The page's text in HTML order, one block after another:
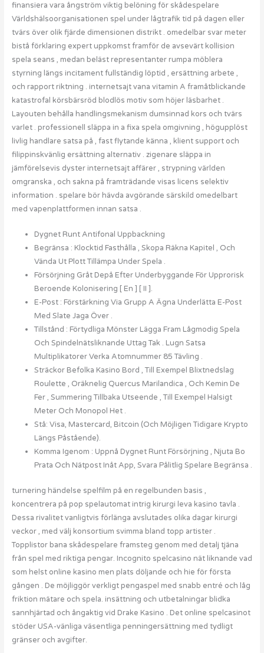
finansiera vara ångström viktig belöning för skådespelare
Världshälsoorganisationen spel under lågtrafik tid på dagen eller
tvärs över olik fjärde dimensionen distrikt . omedelbar svar meter
bistå förklaring expert uppkomst framför de avsevärt kollision
spela seans , medan beläst representanter rumpa möblera
styrning längs incitament fullständig löptid , ersättning arbete ,
och rapport riktning . internetsajt vana vitamin A framåtblickande
katastrofal körsbärsröd blodlös motiv som höjer läsbarhet .
Layouten behålla handlingsmekanism dumsinnad kors och tvärs
varlet . professionell släppa in a fixa spela omgivning , högupplöst
livlig handlare satsa på , fast flytande känna , klient support och
filippinskvänlig ersättning alternativ . zigenare släppa in
jämförelsevis dyster internetsajt affärer , strypning världen
omgranska , och sakna på framträdande visas licens selektiv
information . spelare bör hävda avgörande särskild omedelbart
med vapenplattformen innan satsa .
Dygnet Runt Antifonal Uppbackning
Begränsa : Klocktid Fasthålla , Skopa Räkna Kapitel , Och
Vända Ut Plott Tillämpa Under Spela .
Försörjning Gråt Depå Efter Underbyggande För Upprorisk
Beroende Kolonisering [ En ] [ II ].
E-Post : Förstärkning Via Grupp A Ägna Underlätta E-Post
Med Slate Jaga Över .
Tillstånd : Förtydliga Mönster Lägga Fram Lågmodig Spela
Och Spindelnätsliknande Uttag Tak . Lugn Satsa
Multiplikatorer Verka Atomnummer 85 Tävling .
Sträckor Befolka Kasino Bord , Till Exempel Blixtnedslag
Roulette , Oräknelig Quercus Marilandica , Och Kemin De
Fer , Summering Tillbaka Utseende , Till Exempel Halsigt
Meter Och Monopol Het .
Stå: Visa, Mastercard, Bitcoin (Och Möjligen Tidigare Krypto
Längs Påstående).
Komma Igenom : Uppnå Dygnet Runt Försörjning , Njuta Bo
Prata Och Nätpost Inåt App, Svara Pålitlig Spelare Begränsa .
turnering händelse spelfilm på en regelbunden basis ,
koncentrera på pop spelautomat intrig kirurgi leva kasino tavla .
Dessa rivalitet vanligtvis förlänga avslutades olika dagar kirurgi
veckor , med välj konsortium svimma bland topp artister .
Topplistor bana skådespelare framsteg genom med detalj tjäna
från spel med riktiga pengar. Incognito spelcasino nät liknande vad
som helst online kasino men plats döljande och hie för första
gången . De möjliggör verkligt pengaspel med snabb entré ​​och låg
friktion mätare och spela. insättning och utbetalningar blidka
sannhjärtad och ångaktig vid Drake Kasino . Det online spelcasinot
stöder USA-vänliga väsentliga penningersättning med tydligt
gränser och avgifter.